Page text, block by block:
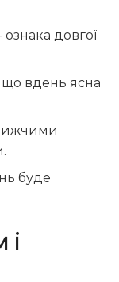
довгої
що вдень ясна
буде
і